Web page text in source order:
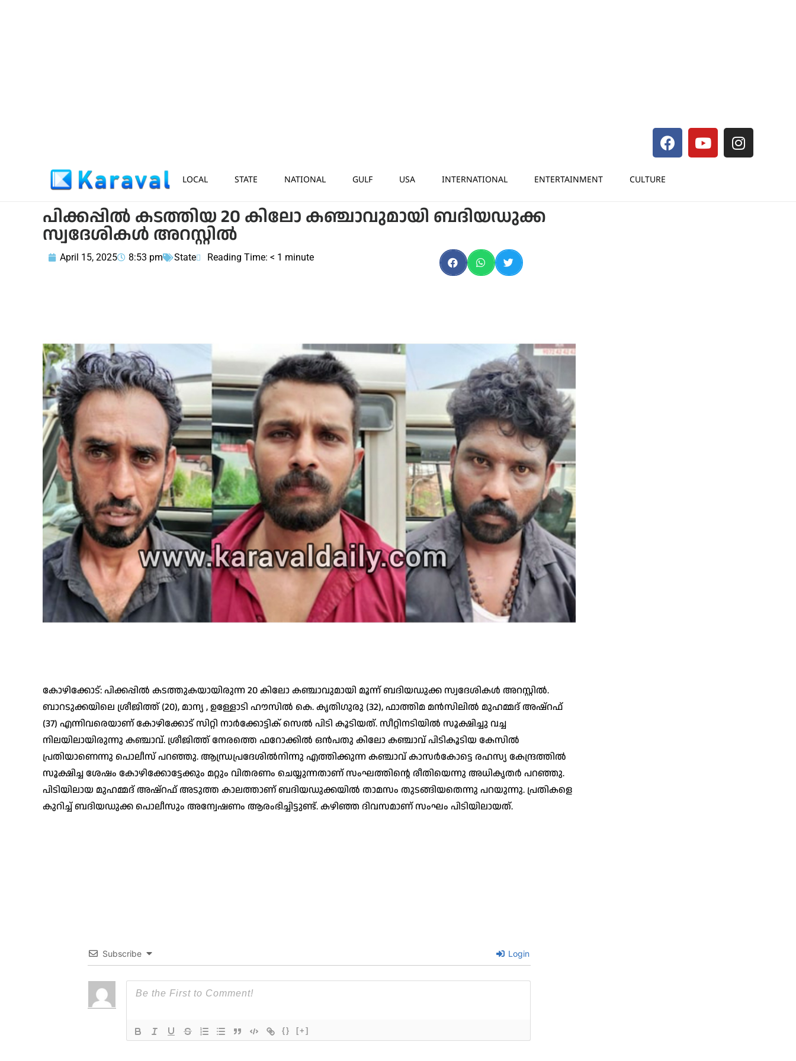
LOCAL STATE NATIONAL GULF USA INTERNATIONAL ENTERTAINMENT CULTURE
പിക്കപ്പിൽ കടത്തിയ 20 കിലോ കഞ്ചാവുമായി ബദിയഡുക്ക
സ്വദേശികൾ അറസ്റ്റിൽ
April 15, 2025 8:53 pm State Reading Time: < 1 minute
കോഴിക്കോട്: പിക്കപ്പിൽ കടത്തുകയായിരുന്ന 20 കിലോ കഞ്ചാവുമായി മൂന്ന് ബദിയഡുക്ക സ്വദേശികൾ അറസ്റ്റിൽ.
ബാറടുക്കയിലെ ശ്രീജിത്ത് (20), മാന്യ , ഉള്ളോടി ഹൗസിൽ കെ. കൃതിഗുരു (32), ഫാത്തിമ മൻസിലിൽ മുഹമ്മദ് അഷ്റഫ്
(37) എന്നിവരെയാണ് കോഴിക്കോട് സിറ്റി നാർക്കോട്ടിക് സെൽ പിടി കൂടിയത്. സീറ്റിനടിയിൽ സൂക്ഷിച്ചു വച്ച
നിലയിലായിരുന്നു കഞ്ചാവ്. ശ്രീജിത്ത് നേരത്തെ ഫറോക്കിൽ ഒൻപതു കിലോ കഞ്ചാവ് പിടികൂടിയ കേസിൽ
പ്രതിയാണെന്നു പൊലീസ് പറഞ്ഞു. ആന്ധ്രപ്രദേശിൽനിന്നു എത്തിക്കുന്ന കഞ്ചാവ് കാസർകോട്ടെ രഹസ്യ കേന്ദ്രത്തിൽ
സൂക്ഷിച്ച ശേഷം കോഴിക്കോട്ടേക്കും മറ്റും വിതരണം ചെയ്യുന്നതാണ് സംഘത്തിന്റെ രീതിയെന്നു അധികൃതർ പറഞ്ഞു.
പിടിയിലായ മുഹമ്മദ് അഷ്റഫ് അടുത്ത കാലത്താണ് ബദിയഡുക്കയിൽ താമസം തുടങ്ങിയതെന്നു പറയുന്നു. പ്രതികളെ
കുറിച്ച് ബദിയഡുക്ക പൊലീസും അന്വേഷണം ആരംഭിച്ചിട്ടുണ്ട്. കഴിഞ്ഞ ദിവസമാണ് സംഘം പിടിയിലായത്.
Subscribe Login
{} [+]